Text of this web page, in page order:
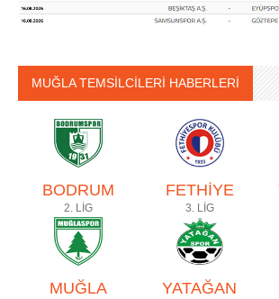
MUĞLA TEMSİLCİLERİ HABERLERİ
BODRUM
2. LİG
FETHİYE
3. LİG
MUĞLA YATAĞAN